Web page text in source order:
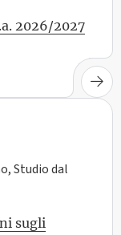
2026/2027
Studio dal
sugli